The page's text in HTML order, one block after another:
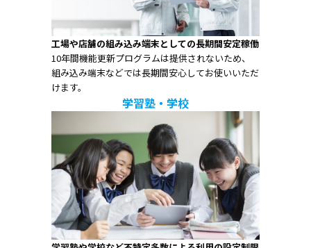
工場や店舗の組み込み端末としての長期間安定稼働
10年間機能更新プログラムは提供されないため、
組み込み端末などでは長期間安心してお使いいただ
けます。
学習塾・学校